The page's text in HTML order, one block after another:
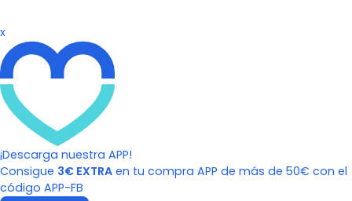
x
¡Descarga nuestra APP!
Consigue 3€ EXTRA en tu compra APP de más de 50€ con el
código APP-FB